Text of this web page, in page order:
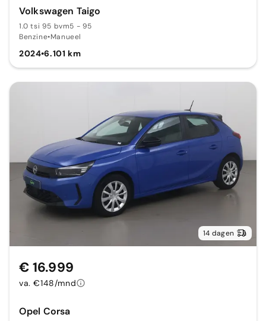
Volkswagen Taigo
1.0 tsi 95 bvm5 - 95
Benzine•Manueel
2024•6.101 km
14 dagen
Opel Corsa
€ 16.999
va. €148/mnd